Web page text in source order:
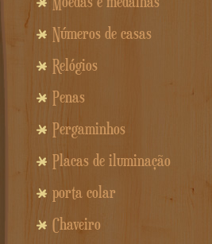
Números de casas
Relógios
Penas
Pergaminhos
Placas de iluminação
porta colar
Chaveiro